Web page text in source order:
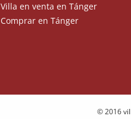
Villa en venta en Tánger
Comprar en Tánger
© 2016